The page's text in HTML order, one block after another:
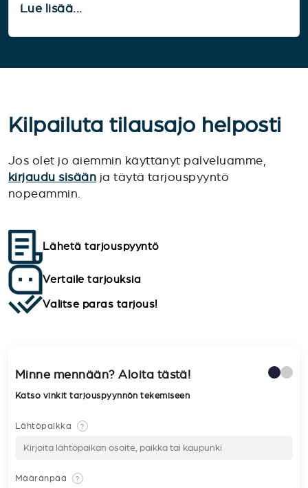
Lue lisää...
Kilpailuta tilausajo helposti
Jos olet jo aiemmin käyttänyt palveluamme,
kirjaudu sisään ja täytä tarjouspyyntö
nopeammin.
Lähetä tarjouspyyntö
Vertaile tarjouksia
Valitse paras tarjous!
Minne mennään? Aloita tästä!
Katso vinkit tarjouspyynnön tekemiseen
Lähtöpaikka ?
Määränpää ?